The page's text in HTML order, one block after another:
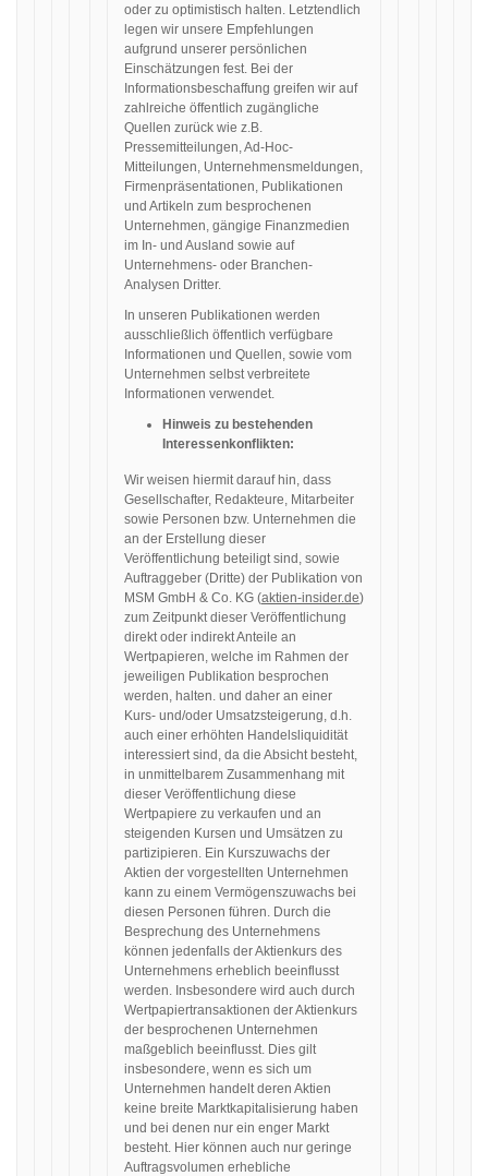
oder zu optimistisch halten. Letztendlich
legen wir unsere Empfehlungen
aufgrund unserer persönlichen
Einschätzungen fest. Bei der
Informationsbeschaffung greifen wir auf
zahlreiche öffentlich zugängliche
Quellen zurück wie z.B.
Pressemitteilungen, Ad-Hoc-
Mitteilungen, Unternehmensmeldungen,
Firmenpräsentationen, Publikationen
und Artikeln zum besprochenen
Unternehmen, gängige Finanzmedien
im In- und Ausland sowie auf
Unternehmens- oder Branchen-
Analysen Dritter.
In unseren Publikationen werden
ausschließlich öffentlich verfügbare
Informationen und Quellen, sowie vom
Unternehmen selbst verbreitete
Informationen verwendet.
Hinweis zu bestehenden
Interessenkonflikten:
Wir weisen hiermit darauf hin, dass
Gesellschafter, Redakteure, Mitarbeiter
sowie Personen bzw. Unternehmen die
an der Erstellung dieser
Veröffentlichung beteiligt sind, sowie
Auftraggeber (Dritte) der Publikation von
MSM GmbH & Co. KG (aktien-insider.de)
zum Zeitpunkt dieser Veröffentlichung
direkt oder indirekt Anteile an
Wertpapieren, welche im Rahmen der
jeweiligen Publikation besprochen
werden, halten. und daher an einer
Kurs- und/oder Umsatzsteigerung, d.h.
auch einer erhöhten Handelsliquidität
interessiert sind, da die Absicht besteht,
in unmittelbarem Zusammenhang mit
dieser Veröffentlichung diese
Wertpapiere zu verkaufen und an
steigenden Kursen und Umsätzen zu
partizipieren. Ein Kurszuwachs der
Aktien der vorgestellten Unternehmen
kann zu einem Vermögenszuwachs bei
diesen Personen führen. Durch die
Besprechung des Unternehmens
können jedenfalls der Aktienkurs des
Unternehmens erheblich beeinflusst
werden. Insbesondere wird auch durch
Wertpapiertransaktionen der Aktienkurs
der besprochenen Unternehmen
maßgeblich beeinflusst. Dies gilt
insbesondere, wenn es sich um
Unternehmen handelt deren Aktien
keine breite Marktkapitalisierung haben
und bei denen nur ein enger Markt
besteht. Hier können auch nur geringe
Auftragsvolumen erhebliche